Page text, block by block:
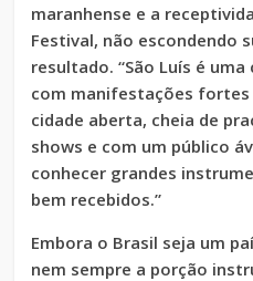
maranhense e a
Festival, não escondendo
resultado. “São Luís é
com manifestações fortes
cidade aberta, cheia de
shows e com um público
conhecer grandes
bem recebidos.”
Embora o Brasil seja um
nem sempre a porção